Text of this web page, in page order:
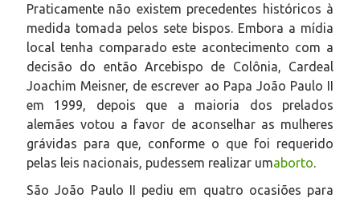
Praticamente não existem precedentes históricos à
medida tomada pelos sete bispos. Embora a mídia
local tenha comparado este acontecimento com a
decisão do então Arcebispo de Colônia, Cardeal
Joachim Meisner, de escrever ao Papa João Paulo II
em 1999, depois que a maioria dos prelados
alemães votou a favor de aconselhar as mulheres
grávidas para que, conforme o que foi requerido
pelas leis nacionais, pudessem realizar umaborto.
São João Paulo II pediu em quatro ocasiões para